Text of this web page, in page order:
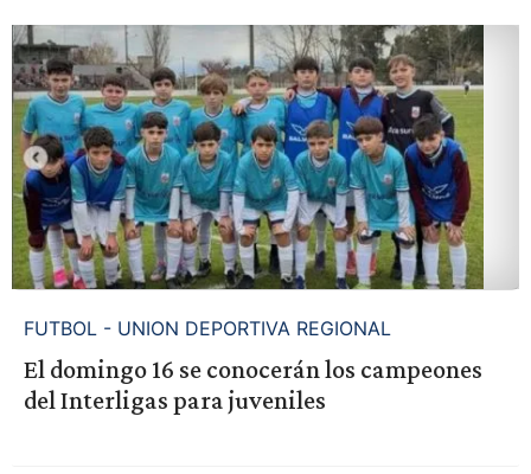
FUTBOL - UNION DEPORTIVA REGIONAL
El domingo 16 se conocerán los campeones
del Interligas para juveniles